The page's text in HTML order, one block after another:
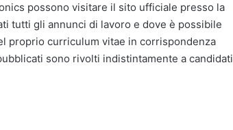
possono visitare il sito ufficiale presso la
tutti gli annunci di lavoro e dove è possibile
proprio curriculum vitae in corrispondenza
sono rivolti indistintamente a candidati